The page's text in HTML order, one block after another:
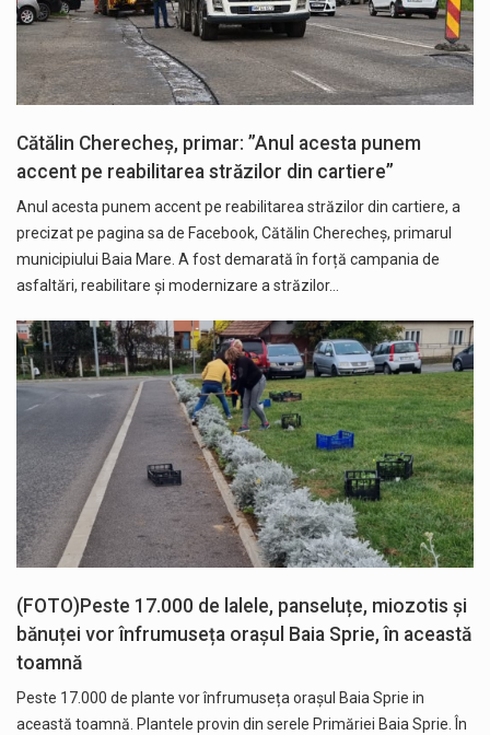
Cătălin Cherecheș, primar: ”Anul acesta punem
accent pe reabilitarea străzilor din cartiere”
Anul acesta punem accent pe reabilitarea străzilor din cartiere, a
precizat pe pagina sa de Facebook, Cătălin Cherecheș, primarul
municipiului Baia Mare. A fost demarată în forță campania de
asfaltări, reabilitare și modernizare a străzilor…
(FOTO)Peste 17.000 de lalele, panseluțe, miozotis și
bănuței vor înfrumuseța orașul Baia Sprie, în această
toamnă
Peste 17.000 de plante vor înfrumuseța orașul Baia Sprie in
această toamnă. Plantele provin din serele Primăriei Baia Sprie. În